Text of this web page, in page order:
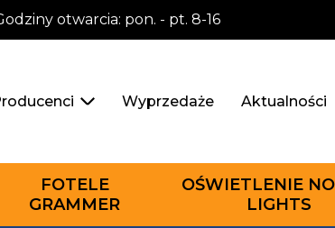
otwarcia: pon. - pt. 8-16
Wyprzedaże Aktualności
FOTELE
GRAMMER
OŚWIETLENIE
LIGHTS